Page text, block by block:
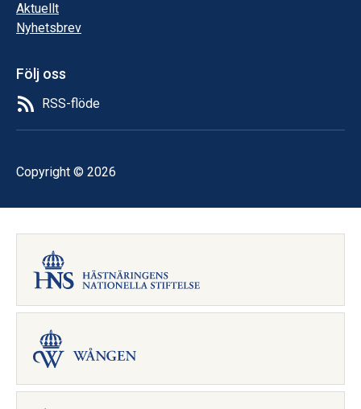
Aktuellt
Nyhetsbrev
Följ oss
RSS-flöde
Copyright © 2026